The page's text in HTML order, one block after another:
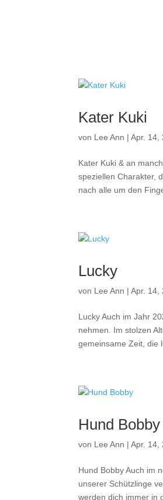
Kater Kuki
von Lee Ann |Apr. 14,
Kater Kuki & an
speziellen Charakter,
nach alle um den
Lucky
von Lee Ann |Apr. 14,
Lucky Auch im Jahr
nehmen. Im stolzen
gemeinsame Zeit, die
Hund Bobby
von Lee Ann |Apr. 14,
Hund Bobby Auch im
unserer Schützlinge
werden dich immer in